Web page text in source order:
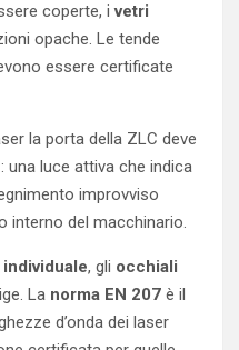
coperte, ivetri
opache. Le tende
essere certificate
la porta della ZLC deve
: una luce attiva che indica
improvviso
interno del macchinario.
, gli occhiali
La norma EN 207 è il
d’onda dei laser